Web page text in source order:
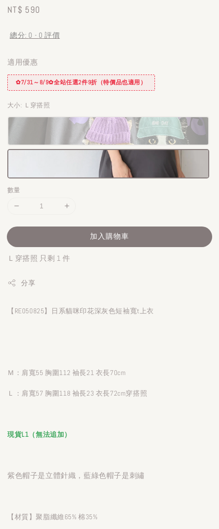
Regular
NT$ 590
總分: 0 - 0 評價
適用優惠
✿7/31～8/9✿全站任選2件9折（特價品也適用）
大小: Ｌ穿搭照
數量
加入購物車
Ｌ穿搭照 只剩 1 件
分享
【RE050825】日系貓咪印花深灰色短袖寬t上衣
Ｍ：肩寬55 胸圍112 袖長21 衣長70cm
Ｌ：肩寬57 胸圍118 袖長23 衣長72cm穿搭照
現貨L1（無法追加）
紫色帽子是立體針織，藍綠色帽子是刺繡
【材質】聚脂纖維65% 棉35%